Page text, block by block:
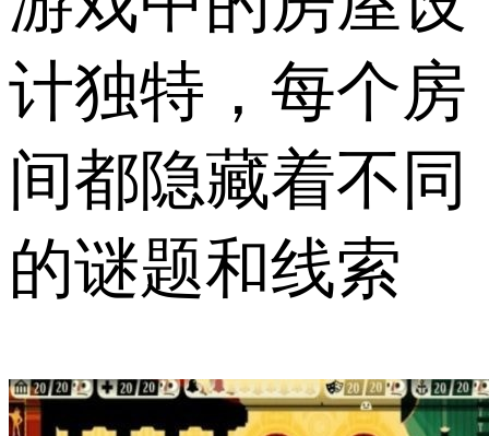
计独特，每个房
间都隐藏着不同
的谜题和线索